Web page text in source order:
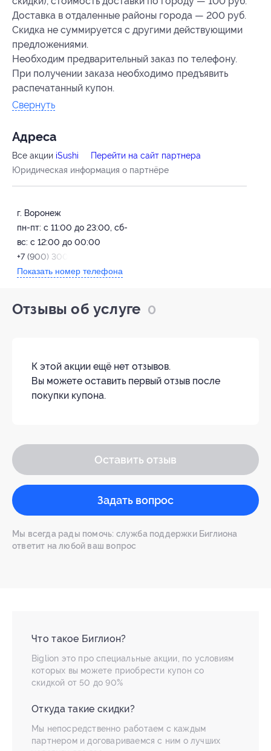
Доставка в отдаленные районы города — 200 руб.
Скидка не суммируется с другими действующими
предложениями.
Необходим предварительный заказ по телефону.
При получении заказа необходимо предъявить
распечатанный купон.
Свернуть
Адресa
Все акции iSushi
Перейти на сайт партнера
Юридическая информация о партнёре
г. Воронеж
пн-пт: с 11:00 до 23:00, сб-
вс: с 12:00 до 00:00
+7 (900) 300-03-21
Показать номер телефона
Отзывы об услуге 0
К этой акции ещё нет отзывов.
Вы можете оставить первый отзыв после
покупки купона.
Оставить отзыв
Задать вопрос
Мы всегда рады помочь: служба поддержки Биглиона
ответит на любой ваш вопрос
Что такое Биглион?
Biglion это про специальные акции, по условиям
которых вы можете приобрести купон со
скидкой от 50 до 90%
Откуда такие скидки?
Мы непосредственно работаем с каждым
партнером и договариваемся с ним о лучших